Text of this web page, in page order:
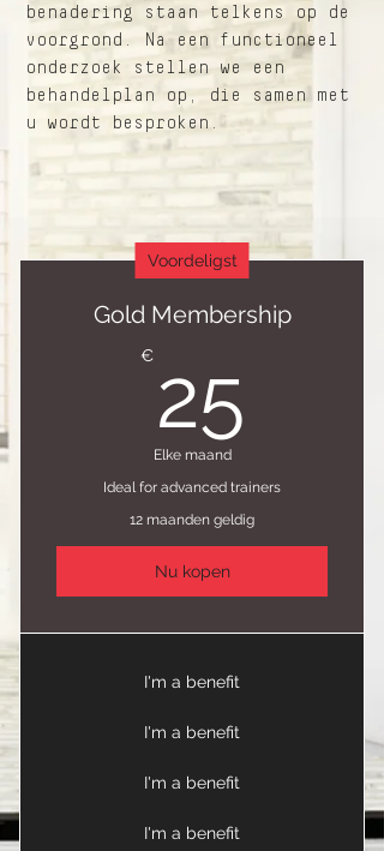
benadering staan telkens op de
voorgrond. Na een functioneel
onderzoek stellen we een
behandelplan op, die samen met
u wordt besproken.
Voordeligst
Gold Membership
€ 25
Elke maand
Ideal for advanced trainers
12 maanden geldig
Nu kopen
I'm a benefit
I'm a benefit
I'm a benefit
I'm a benefit